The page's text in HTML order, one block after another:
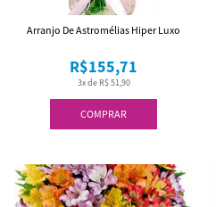
COMPRAR
3x de R$ 51,90
R$155,71
Arranjo De Astromélias Hiper Luxo